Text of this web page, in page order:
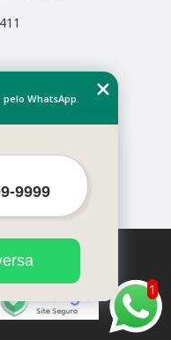
de direitos autorais.
1998)
1
WhatsApp.